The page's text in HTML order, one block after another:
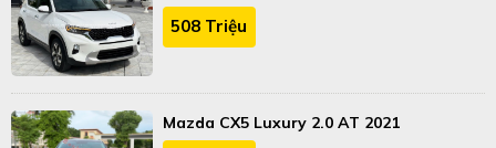
508 Triệu
Mazda CX5 Luxury 2.0 AT 2021